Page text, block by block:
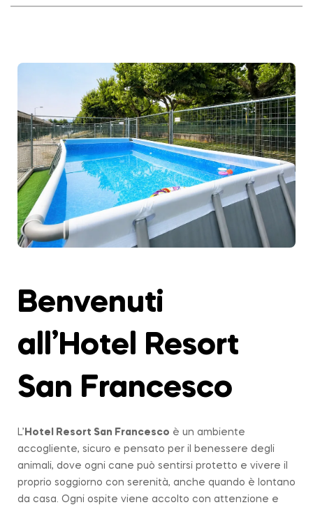
Benvenuti
all’Hotel Resort
San Francesco
L’ Hotel Resort San Francesco è un ambiente
accogliente, sicuro e pensato per il benessere degli
animali, dove ogni cane può sentirsi protetto e vivere il
proprio soggiorno con serenità, anche quando è lontano
da casa. Ogni ospite viene accolto con attenzione e